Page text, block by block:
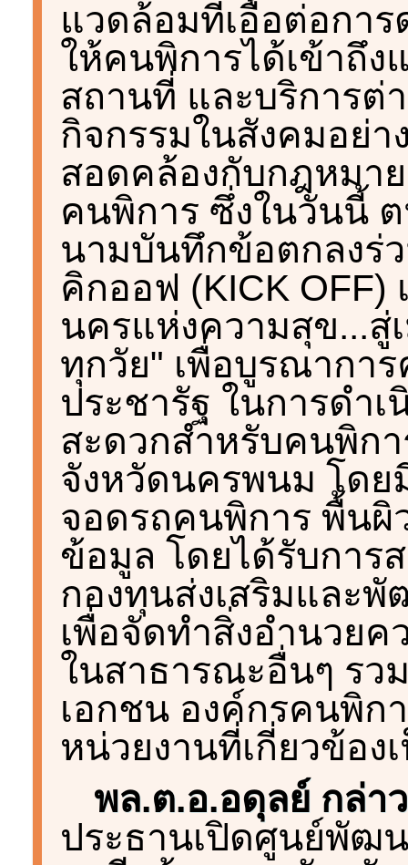
แวดล้อมที่เอื้อต่อกา
ให้คนพิการได้เข้าถึง
สถานที่ และบริการต่
กิจกรรมในสังคมอย่า
สอดคล้องกับกฎหมา
คนพิการ ซึ่งในวันนี้
นามบันทึกข้อตกลงร่
คิกออฟ (KICK OFF)
นครแห่งความสุข...สู่
ทุกวัย" เพื่อบูรณากา
ประชารัฐ ในการดำ
สะดวกสำหรับคนพิก
จังหวัดนครพนม โดย
จอดรถคนพิการ พื้น
ข้อมูล โดยได้รับกา
กองทุนส่งเสริมและ
เพื่อจัดทำสิ่งอำนวย
ในสาธารณะอื่นๆ รว
เอกชน องค์กรคนพิก
หน่วยงานที่เกี่ยวข้อง
พล.ต.อ.อดุลย์ กล่า
ประธานเปิดศูนย์พัฒ